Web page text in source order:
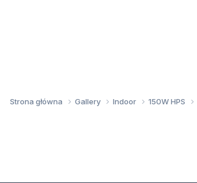
Strona główna Gallery Indoor 150W HPS